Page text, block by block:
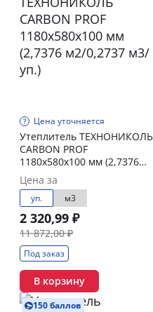
Цена уточняется
Утеплитель ТЕХНОНИКОЛЬ
CARBON PROF
1180х580х100 мм (2,7376
м2/0,2737 м3/уп.)
Цена за
уп. м3
2 320,99 ₽
11 872,00 ₽
Под заказ
В корзину
150 баллов